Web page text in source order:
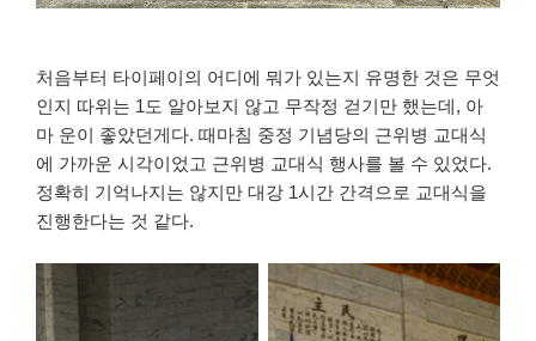
처음부터 타이페이의 어디에 뭐가 있는지 유명한 것은 무엇
인지 따위는 1도 알아보지 않고 무작정 걷기만 했는데, 아
마 운이 좋았던게다. 때마침 중정 기념당의 근위병 교대식
에 가까운 시각이었고 근위병 교대식 행사를 볼 수 있었다.
정확히 기억나지는 않지만 대강 1시간 간격으로 교대식을
진행한다는 것 같다.